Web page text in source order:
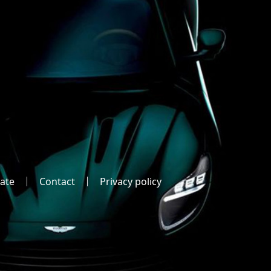
Contact Privacy policy